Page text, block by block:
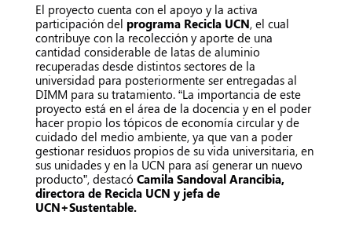
El proyecto cuenta con el apoyo y la activa
participación del programa Recicla UCN, el cual
contribuye con la recolección y aporte de una
cantidad considerable de latas de aluminio
recuperadas desde distintos sectores de la
universidad para posteriormente ser entregadas al
DIMM para su tratamiento. “La importancia de este
proyecto está en el área de la docencia y en el poder
hacer propio los tópicos de economía circular y de
cuidado del medio ambiente, ya que van a poder
gestionar residuos propios de su vida universitaria, en
sus unidades y en la UCN para así generar un nuevo
producto”, destacó Camila Sandoval Arancibia,
directora de Recicla UCN y jefa de
UCN+Sustentable.